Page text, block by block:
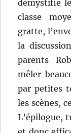
démystifie
classe
gratte,
la
parents
mêler
par petites
les scènes,
L’épilogue,